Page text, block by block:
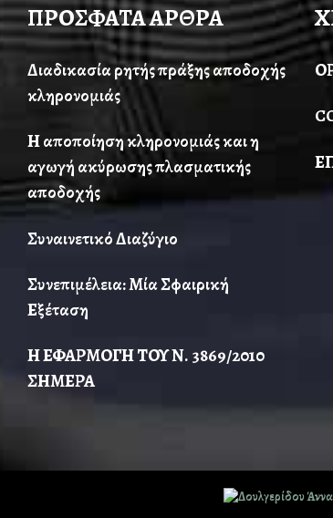
ΠΡΟΣΦΑΤΑ ΑΡΘΡΑ
Διαδικασία ρητής πράξης αποδοχής
κληρονομιάς
Η αποποίηση κληρονομιάς και η
αγωγή ακύρωσης πλασματικής
αποδοχής
Συναινετικό Διαζύγιο
Συνεπιμέλεια: Μία Σφαιρική
Εξέταση
Η ΕΦΑΡΜΟΓΗ ΤΟΥ Ν. 3869/2010
ΣΗΜΕΡΑ